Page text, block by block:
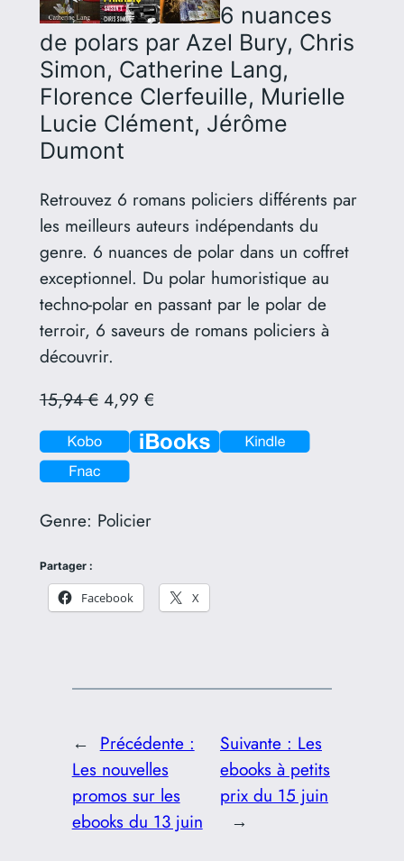
6 nuances
de polars par Azel Bury, Chris
Simon, Catherine Lang,
Florence Clerfeuille, Murielle
Lucie Clément, Jérôme
Dumont
Retrouvez 6 romans policiers différents par
les meilleurs auteurs indépendants du
genre. 6 nuances de polar dans un coffret
exceptionnel. Du polar humoristique au
techno-polar en passant par le polar de
terroir, 6 saveurs de romans policiers à
découvrir.
15,94 €4,99 €
Genre: Policier
Partager :
Facebook X
← Précédente :
Les nouvelles
promos sur les
ebooks du 13 juin
Suivante : Les
ebooks à petits
prix du 15 juin
→